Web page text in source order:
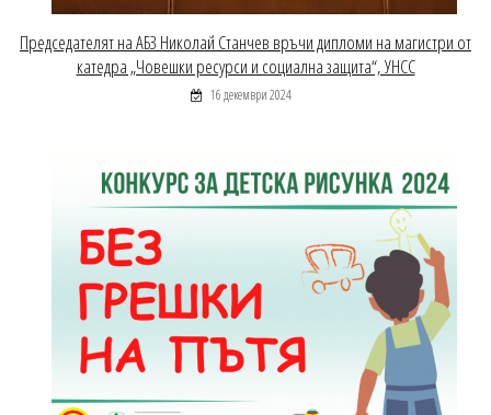
Председателят на АБЗ Николай Станчев връчи дипломи на магистри от
катедра „Човешки ресурси и социална защита“, УНСС
16 декември 2024